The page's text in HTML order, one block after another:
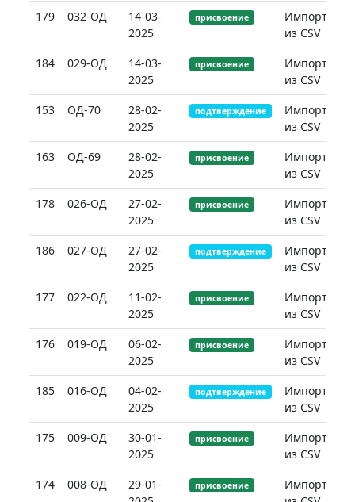
179
032-ОД
14-03-
2025
присвоение
Импорт
из CSV
184
029-ОД
14-03-
2025
присвоение
Импорт
из CSV
153
ОД-70
28-02-
2025
подтверждение
Импорт
из CSV
163
ОД-69
28-02-
2025
присвоение
Импорт
из CSV
178
026-ОД
27-02-
2025
присвоение
Импорт
из CSV
186
027-ОД
27-02-
2025
подтверждение
Импорт
из CSV
177
022-ОД
11-02-
2025
присвоение
Импорт
из CSV
176
019-ОД
06-02-
2025
присвоение
Импорт
из CSV
185
016-ОД
04-02-
2025
подтверждение
Импорт
из CSV
175
009-ОД
30-01-
2025
присвоение
Импорт
из CSV
174
008-ОД
29-01-
присвоение
Импорт